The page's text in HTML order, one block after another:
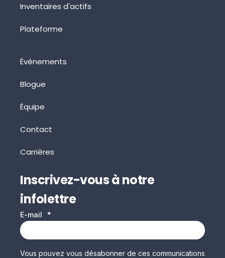
Inventaires d'actifs
Plateforme
Événements
Blogue
Équipe
Contact
Carrières
Inscrivez-vous à notre
infolettre
E-mail *
Vous pouvez vous désabonner de ces communications